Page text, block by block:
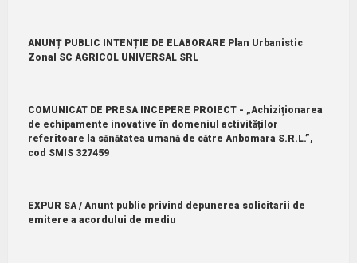
ANUNȚ PUBLIC INTENȚIE DE ELABORARE Plan Urbanistic
Zonal SC AGRICOL UNIVERSAL SRL
COMUNICAT DE PRESA INCEPERE PROIECT - „Achiziționarea
de echipamente inovative în domeniul activităților
referitoare la sănătatea umană de către Anbomara S.R.L.”,
cod SMIS 327459
EXPUR SA / Anunt public privind depunerea solicitarii de
emitere a acordului de mediu